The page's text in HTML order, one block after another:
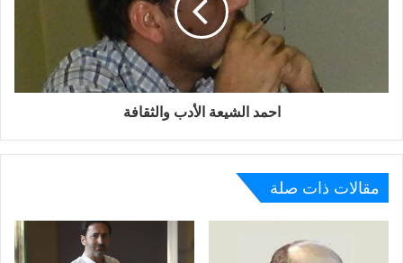
الظرف والمجتمع وكان يعرف كيف يتكلم وكيف يتصرف وكيف
يمرر رسائله لكل شخص حسب دوره وشخصيته رغم إختلاف
الآراء لذلك كان من السهل ان تفهم إن كان سعيدا او حزينا بما
تقول او تفعل دون ان يخبرك بذلك بأسلوب مباشر او مستفز
ودون ان ينظر إليك نظرة غريبة او مريبة ..
فيا ربي رحمتك لذيك الروح ..
احمد الشيعة الأدب والثقافة
مقالات ذات صلة